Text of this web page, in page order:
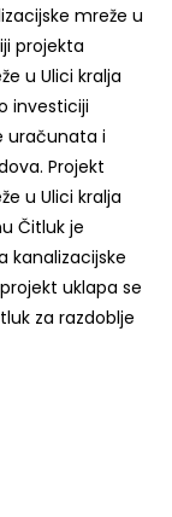
mreže u
projekta
u Ulici kralja
investiciji
uračunata i
Projekt
u Ulici kralja
Čitluk je
kanalizacijske
uklapa se
za razdoblje